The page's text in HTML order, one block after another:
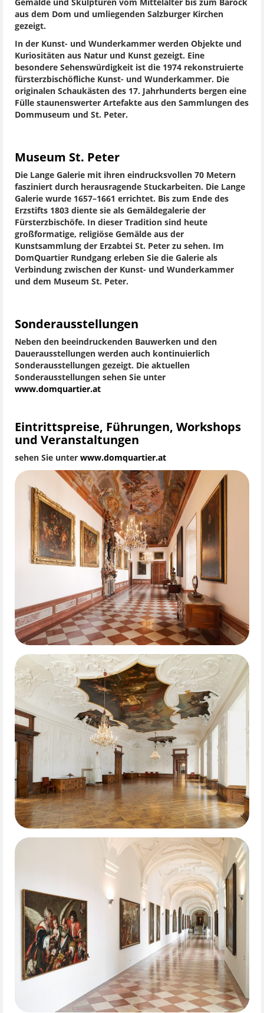
Gemälde und Skulpturen vom Mittelalter bis zum Barock
aus dem Dom und umliegenden Salzburger Kirchen
gezeigt.
In der Kunst- und Wunderkammer werden Objekte und
Kuriositäten aus Natur und Kunst gezeigt. Eine
besondere Sehenswürdigkeit ist die 1974 rekonstruierte
fürsterzbischöfliche Kunst- und Wunderkammer. Die
originalen Schaukästen des 17. Jahrhunderts bergen eine
Fülle staunenswerter Artefakte aus den Sammlungen des
Dommuseum und St. Peter.
Museum St. Peter
Die Lange Galerie mit ihren eindrucksvollen 70 Metern
fasziniert durch herausragende Stuckarbeiten. Die Lange
Galerie wurde 1657–1661 errichtet. Bis zum Ende des
Erzstifts 1803 diente sie als Gemäldegalerie der
Fürsterzbischöfe. In dieser Tradition sind heute
großformatige, religiöse Gemälde aus der
Kunstsammlung der Erzabtei St. Peter zu sehen. Im
DomQuartier Rundgang erleben Sie die Galerie als
Verbindung zwischen der Kunst- und Wunderkammer
und dem Museum St. Peter.
Sonderausstellungen
Neben den beeindruckenden Bauwerken und den
Dauerausstellungen werden auch kontinuierlich
Sonderausstellungen gezeigt. Die aktuellen
Sonderausstellungen sehen Sie unter
www.domquartier.at
Eintrittspreise, Führungen, Workshops
und Veranstaltungen
sehen Sie unter www.domquartier.at